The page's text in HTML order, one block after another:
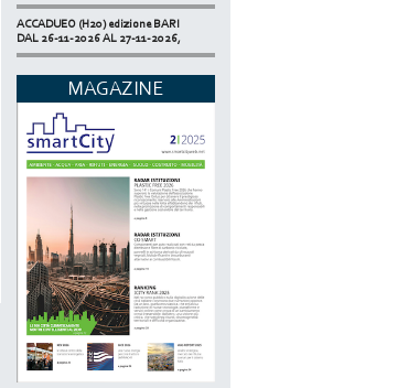
ACCADUEO (H20) edizione BARI
DAL 26-11-2026 AL 27-11-2026,
DAL 17-11-2026 AL 19-11-2026,
ECOMONDO
DAL 03-11-2026 AL 06-11-2026,
NETZERO MILAN - EXPO SUMMIT
DAL 20-10-2026 AL 22-10-2026,
MAGAZINE